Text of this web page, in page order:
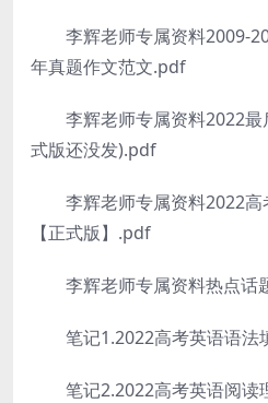
李辉老师专属资料2009-
年真题作文范文.pdf
李辉老师专属资料2022最
式版还没发).pdf
李辉老师专属资料2022高
【正式版】.pdf
李辉老师专属资料热点话
笔记1.2022高考英语语法
笔记2.2022高考英语阅读